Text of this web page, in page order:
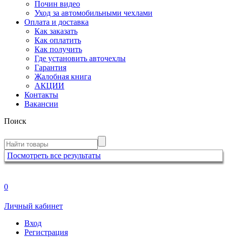
Почин видео
Уход за автомобильными чехлами
Оплата и доставка
Как заказать
Как оплатить
Как получить
Где установить авточехлы
Гарантия
Жалобная книга
АКЦИИ
Контакты
Вакансии
Поиск
Посмотреть все результаты
0
Личный кабинет
Вход
Регистрация